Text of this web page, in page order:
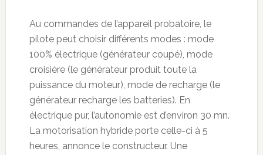
Au commandes de l’appareil probatoire, le
pilote peut choisir différents modes : mode
100% électrique (générateur coupé), mode
croisière (le générateur produit toute la
puissance du moteur), mode de recharge (le
générateur recharge les batteries). En
électrique pur, l’autonomie est d’environ 30 mn.
La motorisation hybride porte celle-ci à 5
heures, annonce le constructeur. Une